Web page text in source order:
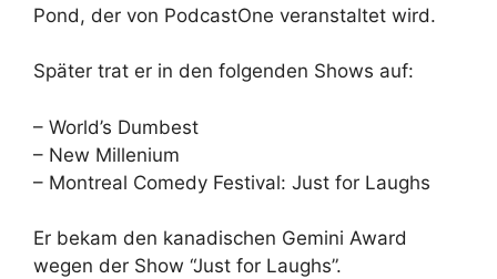
Pond, der von PodcastOne veranstaltet wird.
Später trat er in den folgenden Shows auf:
– World’s Dumbest
– New Millenium
– Montreal Comedy Festival: Just for Laughs
Er bekam den kanadischen Gemini Award
wegen der Show “Just for Laughs”.